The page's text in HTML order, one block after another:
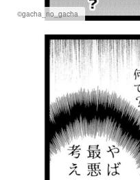
©gacha_no_gacha